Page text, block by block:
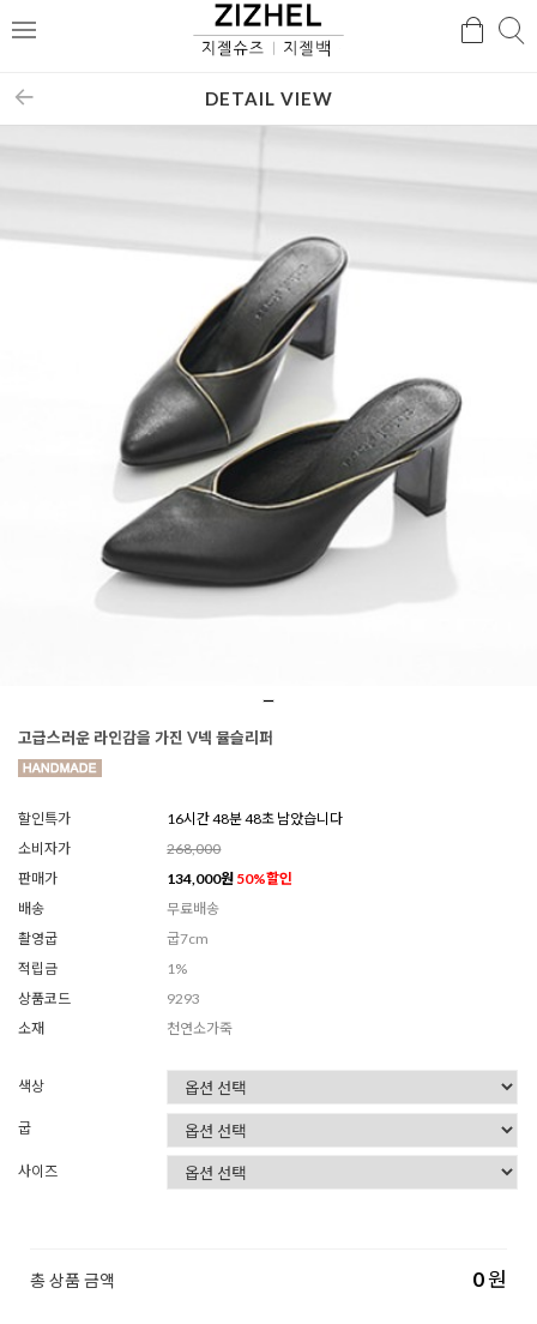
메
검
DETAIL VIEW
고급스러운 라인감을 가진 V넥 뮬슬리퍼
할인특가
16시간 48분 46초 남았습니다
소비자가
268,000
판매가
134,000원 50%할인
배송
무료배송
촬영굽
굽7cm
적립금
1%
상품코드
9293
소재
천연소가죽
색상
굽
사이즈
총 상품 금액 0원